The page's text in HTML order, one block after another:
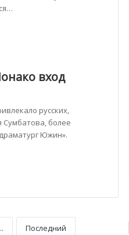
вход
русских,
Сумбатова, более
Южин».
Последний